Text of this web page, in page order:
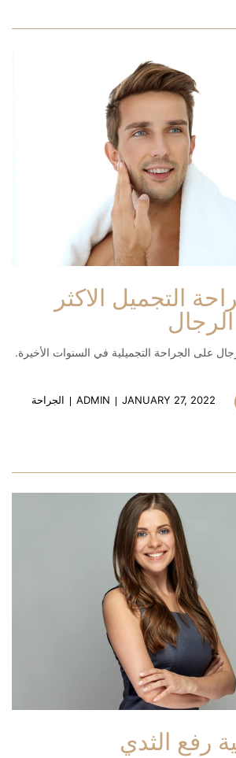
التجميل الاكثر
على الجراحة التجميلية في السنوات الأخيرة.
ADMIN JANUARY 27, 2022
الجراحة
رفع الثدي